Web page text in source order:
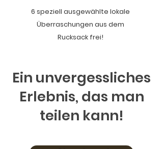
6 speziell ausgewählte lokale
Überraschungen aus dem
Rucksack frei!
Ein unvergessliches
Erlebnis, das man
teilen kann!